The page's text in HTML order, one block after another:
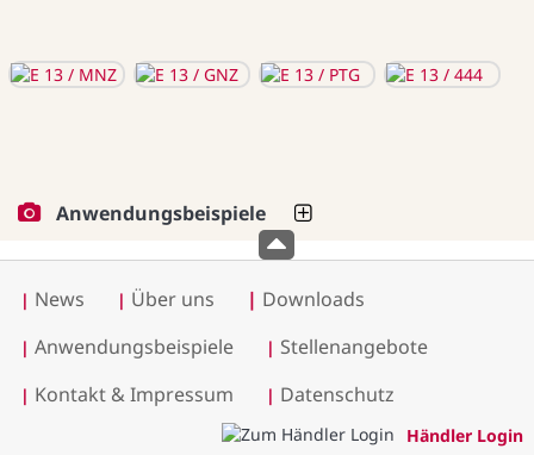
Anwendungsbeispiele
| News | Über uns | Downloads
| Anwendungsbeispiele | Stellenangebote
| Kontakt & Impressum | Datenschutz
Händler Login